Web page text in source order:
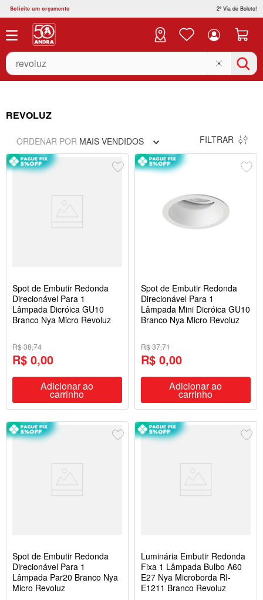
Solicite um orçamento 2ª Via de Boleto!
O que você está buscando?
REVOLUZ
ORDENAR POR MAIS VENDIDOS FILTRAR
Spot de Embutir Redonda
Direcionável Para 1
Lâmpada Dicróica GU10
Branco Nya Micro Revoluz
R$ 38,74
R$ 0,00
Adicionar ao
carrinho
Spot de Embutir Redonda
Direcionável Para 1
Lâmpada Mini Dicróica GU10
Branco Nya Micro Revoluz
R$ 37,71
R$ 0,00
Adicionar ao
carrinho
Spot de Embutir Redonda
Direcionável Para 1
Lâmpada Par20 Branco Nya
Micro Revoluz
Luminária Embutir Redonda
Fixa 1 Lâmpada Bulbo A60
E27 Nya Microborda RI-
E1211 Branco Revoluz